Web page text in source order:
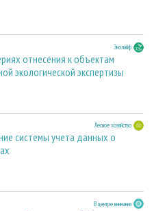
Эколайф
отнесения к объектам
экологической экспертизы
Лесное хозяйство
системы учета данных о
В центре внимания